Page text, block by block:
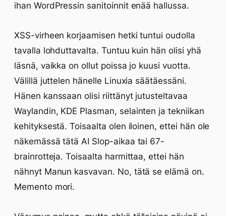
ihan WordPressin sanitoinnit enää hallussa.
XSS-virheen korjaamisen hetki tuntui oudolla
tavalla lohduttavalta. Tuntuu kuin hän olisi yhä
läsnä, vaikka on ollut poissa jo kuusi vuotta.
Välillä juttelen hänelle Linuxia säätäessäni.
Hänen kanssaan olisi riittänyt jutusteltavaa
Waylandin, KDE Plasman, selainten ja tekniikan
kehityksestä. Toisaalta olen iloinen, ettei hän ole
näkemässä tätä AI Slop-aikaa tai 67-
brainrotteja. Toisaalta harmittaa, ettei hän
nähnyt Manun kasvavan. No, tätä se elämä on.
Memento mori.